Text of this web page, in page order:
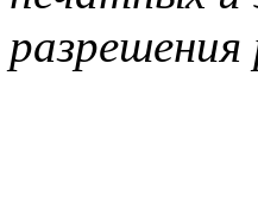
разрешения